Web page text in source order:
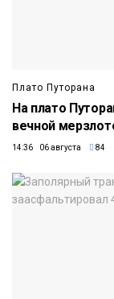
Плато Путорана
На плато
вечной
14:36 06 августа 84